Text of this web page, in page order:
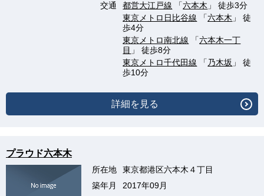
交通
都営大江戸線 「六本木 」 徒歩3分
東京メトロ日比谷線 「六本木 」 徒
歩4分
東京メトロ南北線 「六本木一丁
目 」 徒歩8分
東京メトロ千代田線 「 乃木坂 」 徒
歩10分
詳細を見る
プラウド六本木
所在地
東京都港区六本木４丁目
築年月
2017年09月